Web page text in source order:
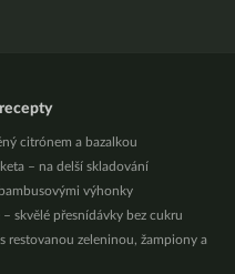
citrónem a bazalkou
– na delší skladování
výhonky
– skvělé přesnídávky bez cukru
restovanou zeleninou, žampiony a